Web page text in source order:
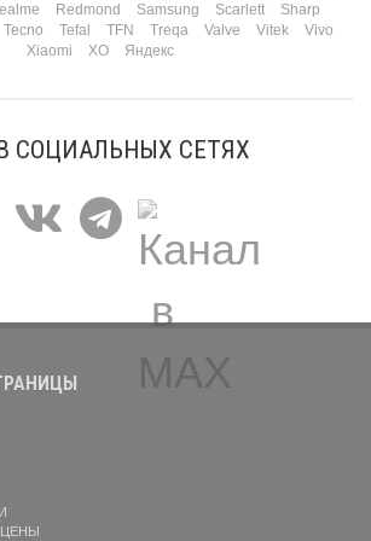
Redmond Samsung Scarlett
Sharp
Tecno Tefal TFN Treqa Valve Vitek
Vivo
Xiaomi
XO Яндекс
СОЦИАЛЬНЫХ СЕТЯХ
ЦЕНЫ